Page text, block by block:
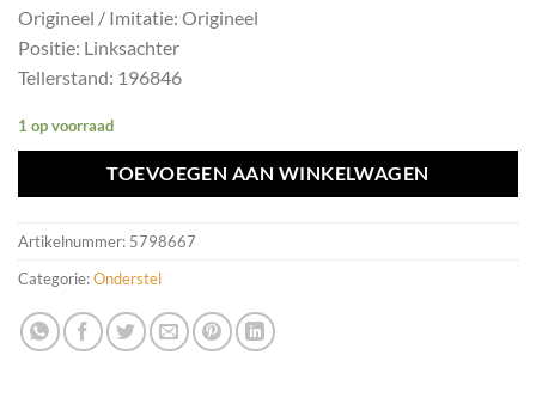
Origineel / Imitatie: Origineel
Positie: Linksachter
Tellerstand: 196846
1 op voorraad
TOEVOEGEN AAN WINKELWAGEN
Artikelnummer: 5798667
Categorie:Onderstel